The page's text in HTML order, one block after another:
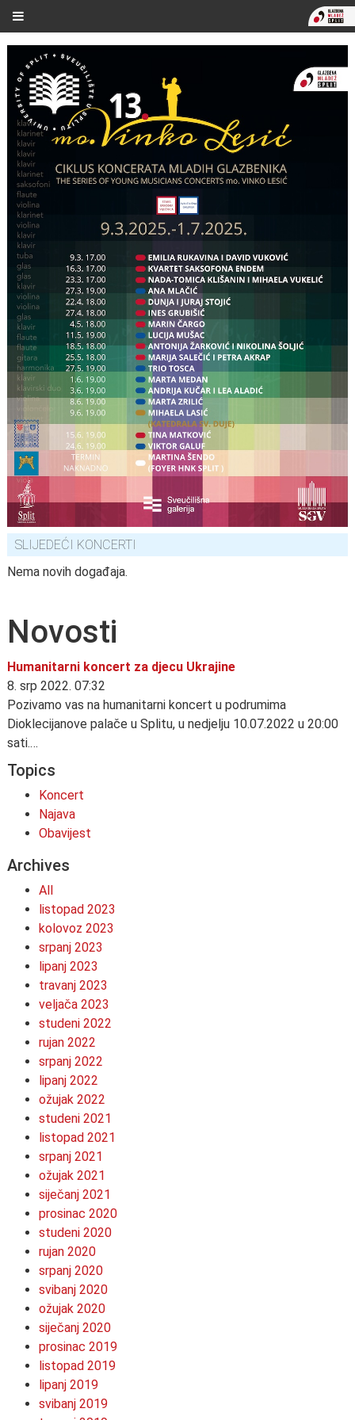
SLIJEDEĆI KONCERTI
Nema novih događaja.
Novosti
Humanitarni koncert za djecu Ukrajine
8. srp 2022. 07:32
Pozivamo vas na humanitarni koncert u podrumima
Dioklecijanove palače u Splitu, u nedjelju 10.07.2022 u 20:00
sati.…
Topics
Koncert
Najava
Obavijest
Archives
All
listopad 2023
kolovoz 2023
srpanj 2023
lipanj 2023
travanj 2023
veljača 2023
studeni 2022
rujan 2022
srpanj 2022
lipanj 2022
ožujak 2022
studeni 2021
listopad 2021
srpanj 2021
ožujak 2021
siječanj 2021
prosinac 2020
studeni 2020
rujan 2020
srpanj 2020
svibanj 2020
ožujak 2020
siječanj 2020
prosinac 2019
listopad 2019
lipanj 2019
svibanj 2019